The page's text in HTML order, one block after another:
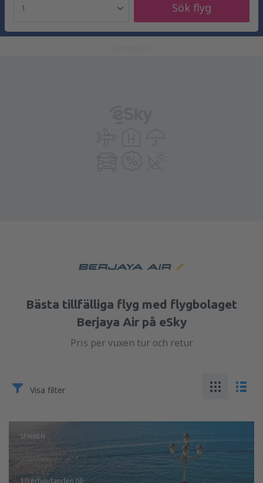
1 Sök flyg
Bästa tillfälliga flyg med flygbolaget
Berjaya Air på eSky
Pris per vuxen tur och retur
Visa filter
SPANIEN
10 erbjudanden till